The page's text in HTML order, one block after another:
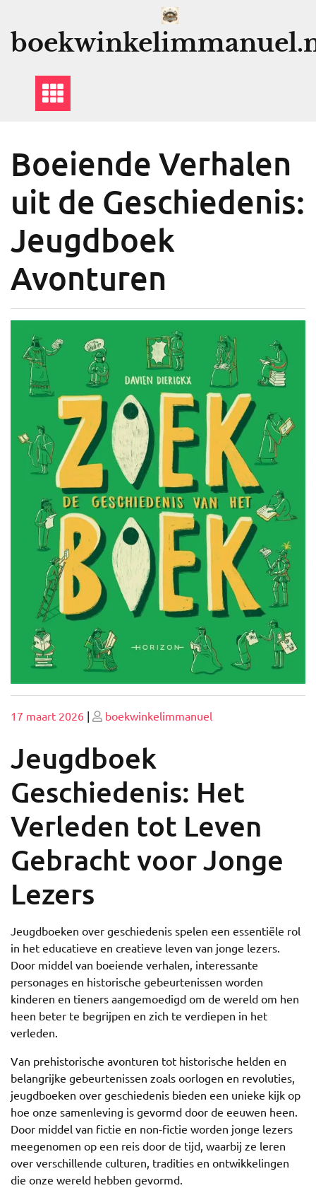
Boeiende Verhalen
uit de Geschiedenis:
Jeugdboek
Avonturen
Geplaatst
17 maart 2026 | Geplaatst
boekwinkelimmanuel
Jeugdboek
Geschiedenis: Het
Verleden tot Leven
Gebracht voor Jonge
Lezers
Jeugdboeken over geschiedenis spelen een essentiële rol
in het educatieve en creatieve leven van jonge lezers.
Door middel van boeiende verhalen, interessante
personages en historische gebeurtenissen worden
kinderen en tieners aangemoedigd om de wereld om hen
heen beter te begrijpen en zich te verdiepen in het
verleden.
Van prehistorische avonturen tot historische helden en
belangrijke gebeurtenissen zoals oorlogen en revoluties,
jeugdboeken over geschiedenis bieden een unieke kijk op
hoe onze samenleving is gevormd door de eeuwen heen.
Door middel van fictie en non-fictie worden jonge lezers
meegenomen op een reis door de tijd, waarbij ze leren
over verschillende culturen, tradities en ontwikkelingen
die onze wereld hebben gevormd.